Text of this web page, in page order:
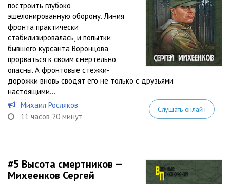
построить глубоко
эшелонированную оборону. Линия
фронта практически
стабилизировалась, и попытки
бывшего курсанта Воронцова
прорваться к своим смертельно
опасны. А фронтовые стежки-
дорожки вновь сводят его не только с друзьями
настоящими...
Михаил Росляков
11 часов 20 минут
Слушать онлайн
#5 Высота смертников —
Михеенков Сергей